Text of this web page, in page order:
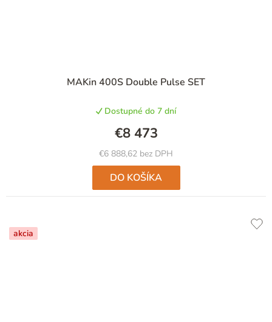
MAKin 400S Double Pulse SET
Dostupné do 7 dní
€6 888,62 bez DPH
€8 473
DO KOŠÍKA
akcia